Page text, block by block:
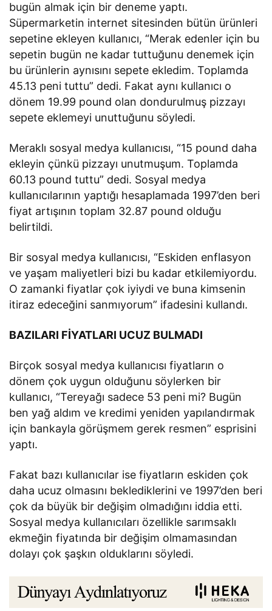
bugün almak için bir deneme yaptı.
Süpermarketin internet sitesinden bütün ürünleri
sepetine ekleyen kullanıcı, “Merak edenler için bu
sepetin bugün ne kadar tuttuğunu denemek için
bu ürünlerin aynısını sepete ekledim. Toplamda
45.13 peni tuttu” dedi. Fakat aynı kullanıcı o
dönem 19.99 pound olan dondurulmuş pizzayı
sepete eklemeyi unuttuğunu söyledi.
Meraklı sosyal medya kullanıcısı, “15 pound daha
ekleyin çünkü pizzayı unutmuşum. Toplamda
60.13 pound tuttu” dedi. Sosyal medya
kullanıcılarının yaptığı hesaplamada 1997’den beri
fiyat artışının toplam 32.87 pound olduğu
belirtildi.
Bir sosyal medya kullanıcısı, “Eskiden enflasyon
ve yaşam maliyetleri bizi bu kadar etkilemiyordu.
O zamanki fiyatlar çok iyiydi ve buna kimsenin
itiraz edeceğini sanmıyorum” ifadesini kullandı.
BAZILARI FİYATLARI UCUZ BULMADI
Birçok sosyal medya kullanıcısı fiyatların o
dönem çok uygun olduğunu söylerken bir
kullanıcı, “Tereyağı sadece 53 peni mi? Bugün
ben yağ aldım ve kredimi yeniden yapılandırmak
için bankayla görüşmem gerek resmen” esprisini
yaptı.
Fakat bazı kullanıcılar ise fiyatların eskiden çok
daha ucuz olmasını beklediklerini ve 1997’den beri
çok da büyük bir değişim olmadığını iddia etti.
Sosyal medya kullanıcıları özellikle sarımsaklı
ekmeğin fiyatında bir değişim olmamasından
dolayı çok şaşkın olduklarını söyledi.